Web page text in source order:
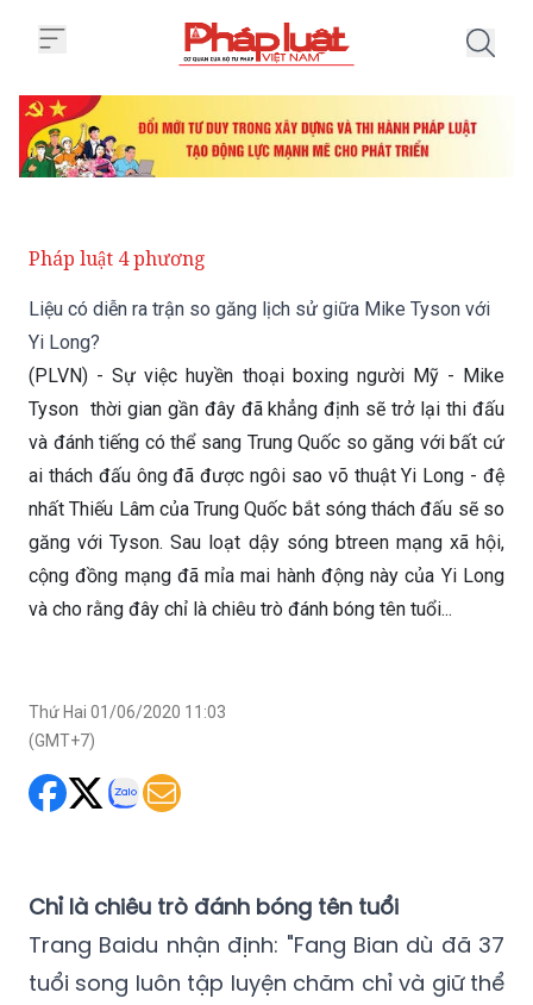
Pháp luật 4 phương
Liệu có diễn ra trận so găng lịch sử giữa Mike Tyson với
Yi Long?
(PLVN) - Sự việc huyền thoại boxing người Mỹ - Mike
Tyson thời gian gần đây đã khẳng định sẽ trở lại thi đấu
và đánh tiếng có thể sang Trung Quốc so găng với bất cứ
ai thách đấu ông đã được ngôi sao võ thuật Yi Long - đệ
nhất Thiếu Lâm của Trung Quốc bắt sóng thách đấu sẽ so
găng với Tyson. Sau loạt dậy sóng btreen mạng xã hội,
cộng đồng mạng đã mỉa mai hành động này của Yi Long
và cho rằng đây chỉ là chiêu trò đánh bóng tên tuổi...
Thứ Hai 01/06/2020 11:03
(GMT+7)
Chỉ là chiêu trò đánh bóng tên tuổi
Trang Baidu nhận định: "Fang Bian dù đã 37
tuổi song luôn tập luyện chăm chỉ và giữ thể